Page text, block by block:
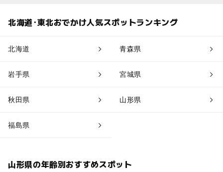
北海道･東北おでかけ人気スポットランキング
北海道 青森県
岩手県 宮城県
秋田県 山形県
福島県
山形県の年齢別おすすめスポット